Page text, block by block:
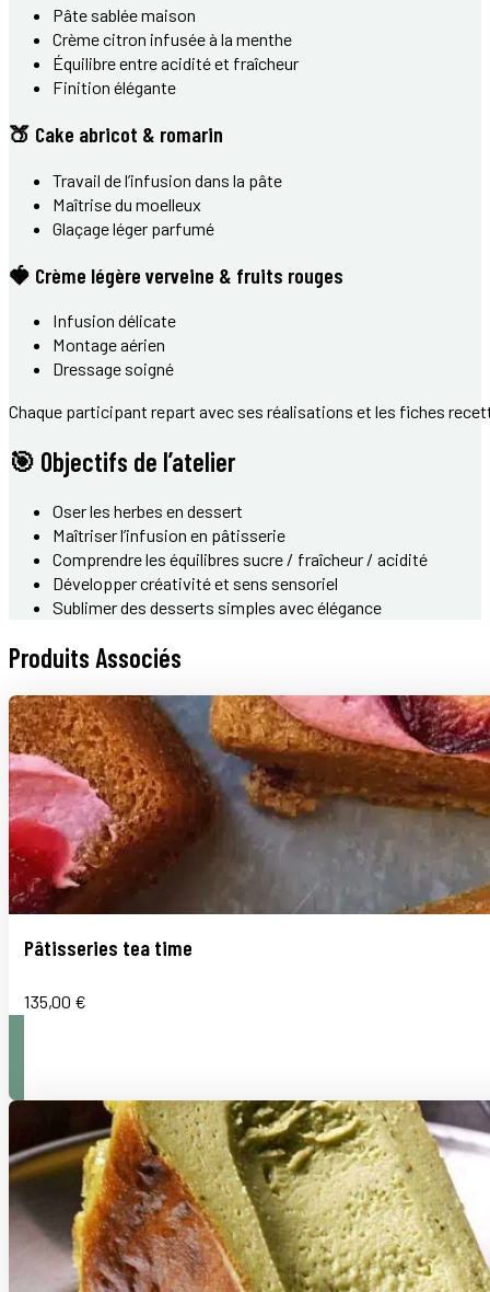
Pâte sablée maison
Crème citron infusée à la menthe
Équilibre entre acidité et fraîcheur
Finition élégante
🍑 Cake abricot & romarin
Travail de l’infusion dans la pâte
Maîtrise du moelleux
Glaçage léger parfumé
🍓 Crème légère verveine & fruits rouges
Infusion délicate
Montage aérien
Dressage soigné
Chaque participant repart avec ses réalisations et les fiches
🎯 Objectifs de l’atelier
Oser les herbes en dessert
Maîtriser l’infusion en pâtisserie
Comprendre les équilibres sucre / fraîcheur / acidité
Développer créativité et sens sensoriel
Sublimer des desserts simples avec élégance
Produits Associés
Pâtisseries tea time
135,00 €